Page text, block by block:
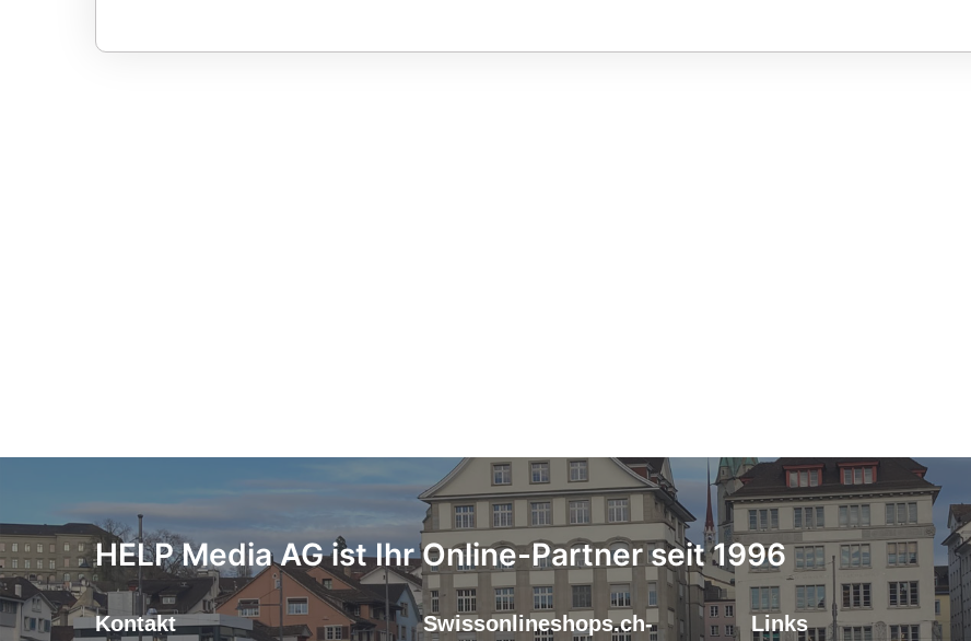
HELP Media AG ist Ihr Online-Partner seit 1996
Kontakt Swissonlineshops.ch- Links